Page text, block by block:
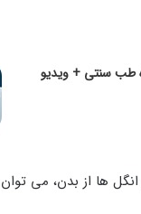
طب سنتی + ویدیو
ها از بدن، می